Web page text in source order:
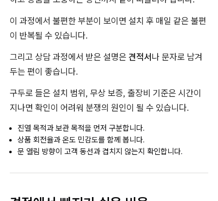
이 과정에서 불편한 부분이 보이면 설치 후 매일 같은 불편
이 반복될 수 있습니다.
그리고 상담 과정에서 받은 설명은 견적서나 문자로 남겨
두는 편이 좋습니다.
구두로 들은 설치 범위, 무상 보증, 출장비 기준은 시간이
지나면 확인이 어려워 분쟁의 원인이 될 수 있습니다.
진열 목적과 보관 목적을 먼저 구분합니다.
상품 회전율과 온도 민감도를 함께 봅니다.
문 열림 방향이 고객 동선과 겹치지 않는지 확인합니다.